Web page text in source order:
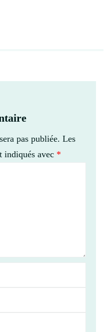
pas publiée. Les
indiqués avec *